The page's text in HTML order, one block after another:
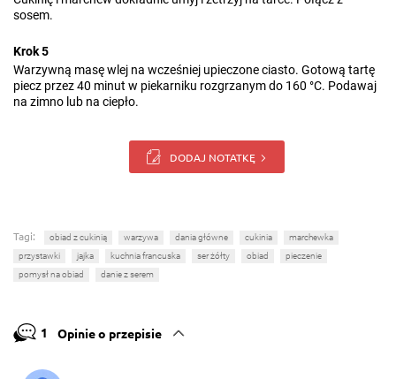
sosem.
Krok 5
Warzywną masę wlej na wcześniej upieczone ciasto. Gotową tartę
piecz przez 40 minut w piekarniku rozgrzanym do 160 °C. Podawaj
na zimno lub na ciepło.
DODAJ NOTATKĘ
Tagi: obiad z cukinią warzywa dania główne cukinia
marchewka
przystawki
jajka kuchnia francuska ser żółty obiad
pieczenie
pomysł na obiad
danie z serem
1 Opinie o przepisie